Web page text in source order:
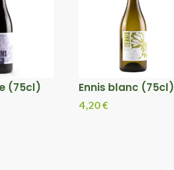
(75cl) Ennis blanc (75cl)
4,20 €